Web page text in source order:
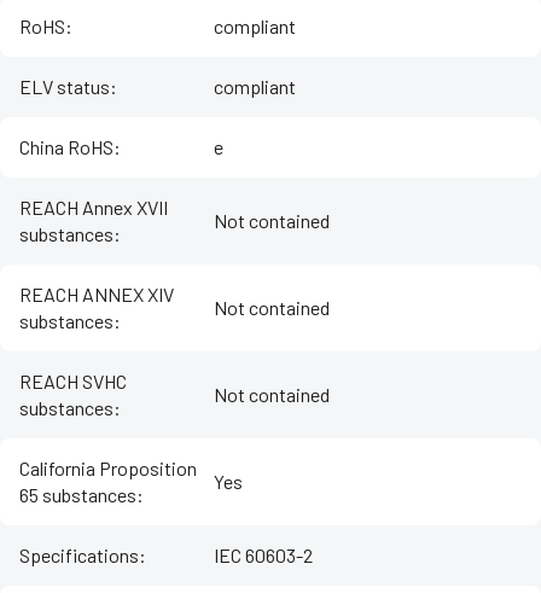
RoHS: compliant
ELV status: compliant
China RoHS: e
REACH Annex XVII
substances:
Not contained
REACH ANNEX XIV
substances:
Not contained
REACH SVHC
substances:
Not contained
California Proposition
65 substances:
Yes
Specifications: IEC 60603-2